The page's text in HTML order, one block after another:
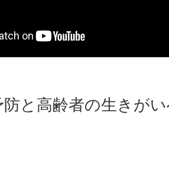
と高齢者の生きが